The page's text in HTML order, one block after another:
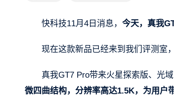
快科技11月4日消息， 今天，真我
现在这款新品已经来到我们评测室
真我GT7 Pro带来火星探索版、光
微四曲结构，分辨率高达1.5K，为用户